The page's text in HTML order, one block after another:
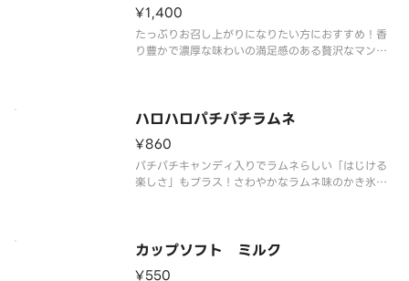
¥1,400
たっぶりお召し上がりになりたい方におすすめ！香
り豊かで濃厚な味わいの満足感のある贅沢なマンゴ
ハロハロパチパチラムネ
¥860
パチパチキャンディ入りでラムネらしい「はじける
楽しさ」もプラス！さわやかなラムネ味のかき氷
食感が楽しめる、ロングセラーのハ
カップソフト ミルク
¥550